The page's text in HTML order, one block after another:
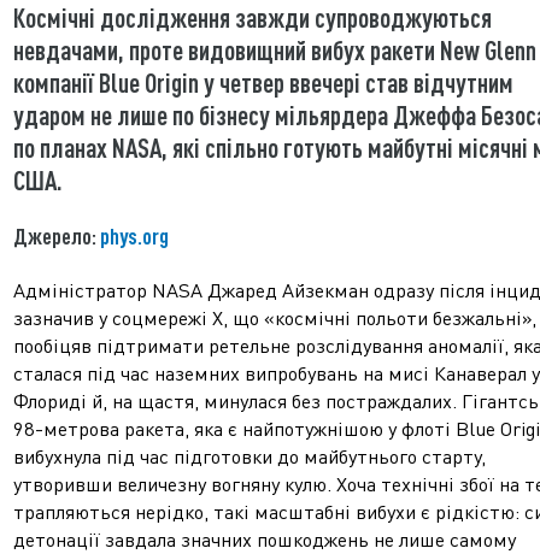
Космічні дослідження завжди супроводжуються
невдачами, проте видовищний вибух ракети New Glenn
компанії Blue Origin у четвер ввечері став відчутним
ударом не лише по бізнесу мільярдера Джеффа
по планах NASA, які спільно готують майбутні місячні
США.
Джерело: phys.org
Адміністратор NASA Джаред Айзекман одразу після
зазначив у соцмережі X, що «космічні польоти безжальні»,
пообіцяв підтримати ретельне розслідування аномалії,
сталася під час наземних випробувань на мисі Канаверал у
Флориді й, на щастя, минулася без постраждалих.
98-метрова ракета, яка є найпотужнішою у флоті Blue
вибухнула під час підготовки до майбутнього старту,
утворивши величезну вогняну кулю. Хоча технічні збої на
трапляються нерідко, такі масштабні вибухи є рідкістю:
детонації завдала значних пошкоджень не лише самому